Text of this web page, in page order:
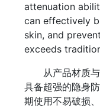
attenuation
can effectively
skin, and
exceeds
从产品材质与
具备超强的隐身
期使用不易破损